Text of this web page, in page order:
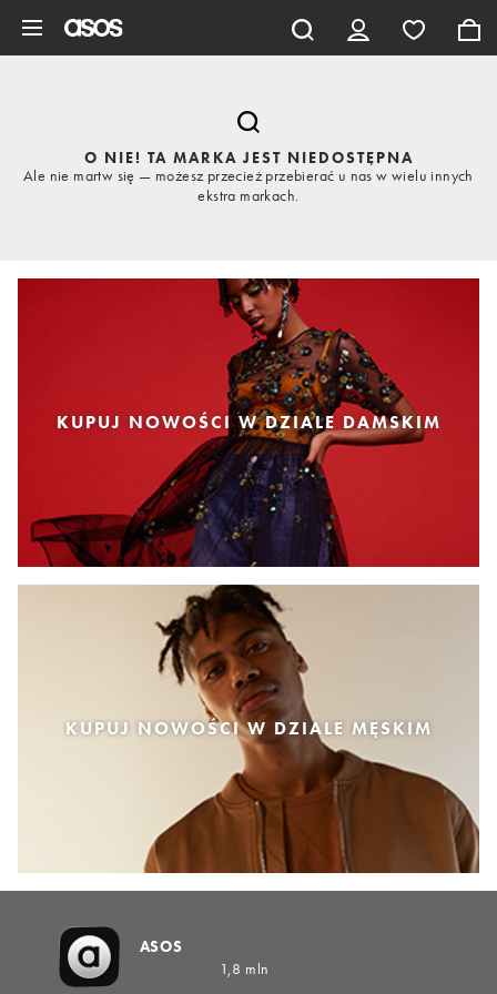
O NIE! TA MARKA JEST NIEDOSTĘPNA
Ale nie martw się — możesz przecież przebierać u nas w wielu innych
ekstra markach.
KUPUJ NOWOŚCI W DZIALE DAMSKIM
KUPUJ NOWOŚCI W DZIALE MĘSKIM
ASOS
1,8 mln